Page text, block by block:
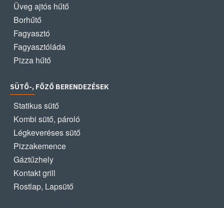
Üveg ajtós hűtő
Borhűtő
Fagyasztó
Fagyasztóláda
Pizza hűtő
SÜTŐ-, FŐZŐ BERENDEZÉSEK
Statikus sütő
Kombi sütő, pároló
Légkeveréses sütő
Pizzakemence
Gáztűzhely
Kontakt grill
Rostlap, Lapsütő